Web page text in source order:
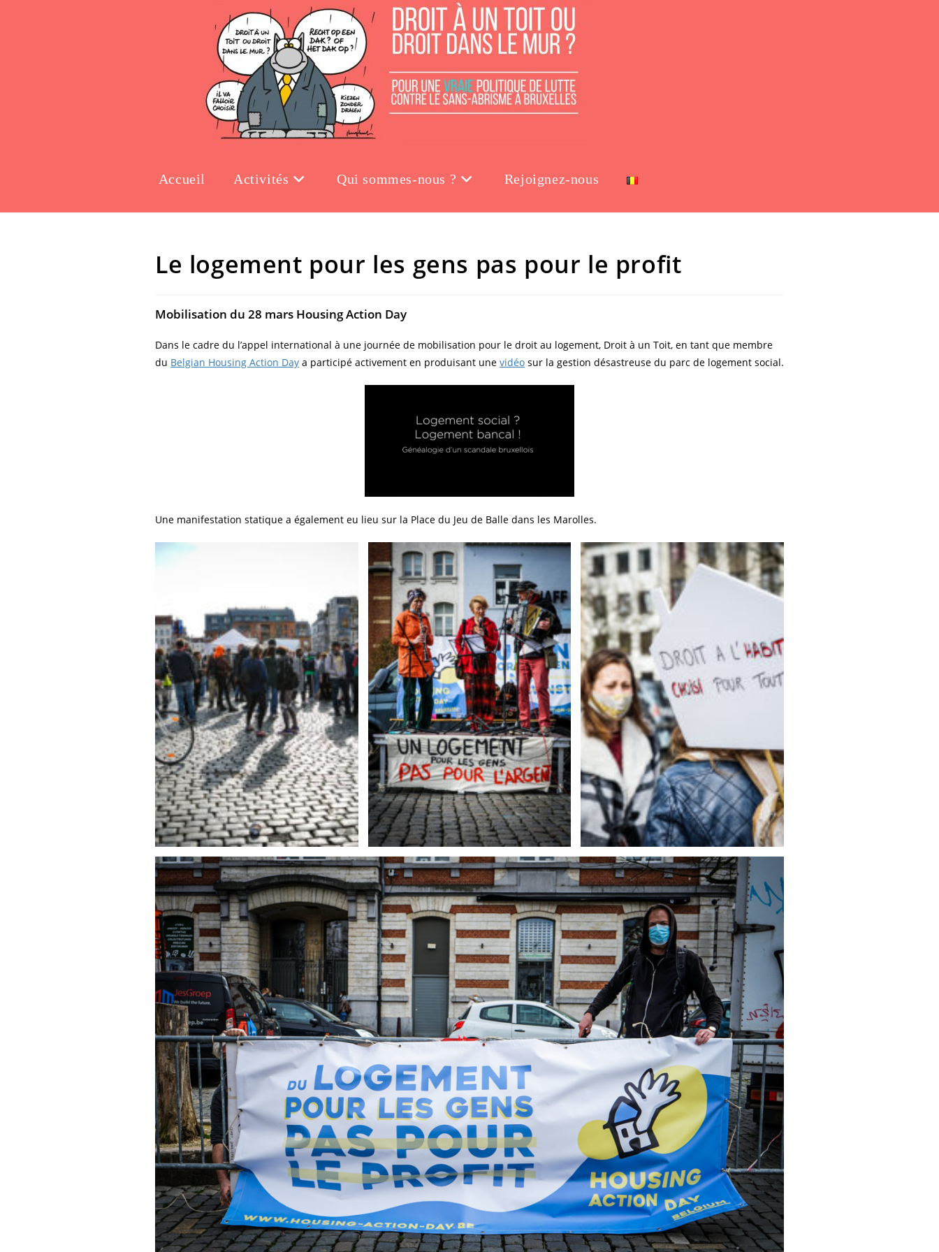
Accueil Activités Qui sommes-nous ? Rejoignez-nous
Le logement pour les gens pas pour le profit
Mobilisation du 28 mars Housing Action Day
Dans le cadre du l’appel international à une journée de mobilisation pour le droit au logement, Droit à un Toit, en tant que membre
du Belgian Housing Action Day a participé activement en produisant une vidéo sur la gestion désastreuse du parc de logement social.
Une manifestation statique a également eu lieu sur la Place du Jeu de Balle dans les Marolles.